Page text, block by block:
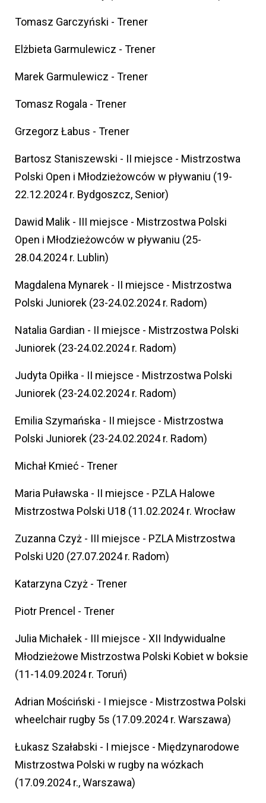
Tomasz Garczyński - Trener
Elżbieta Garmulewicz - Trener
Marek Garmulewicz - Trener
Tomasz Rogala - Trener
Grzegorz Łabus - Trener
Bartosz Staniszewski - II miejsce - Mistrzostwa
Polski Open i Młodzieżowców w pływaniu (19-
22.12.2024 r. Bydgoszcz, Senior)
Dawid Malik - III miejsce - Mistrzostwa Polski
Open i Młodzieżowców w pływaniu (25-
28.04.2024 r. Lublin)
Magdalena Mynarek - II miejsce - Mistrzostwa
Polski Juniorek (23-24.02.2024 r. Radom)
Natalia Gardian - II miejsce - Mistrzostwa Polski
Juniorek (23-24.02.2024 r. Radom)
Judyta Opiłka - II miejsce - Mistrzostwa Polski
Juniorek (23-24.02.2024 r. Radom)
Emilia Szymańska - II miejsce - Mistrzostwa
Polski Juniorek (23-24.02.2024 r. Radom)
Michał Kmieć - Trener
Maria Puławska - II miejsce - PZLA Halowe
Mistrzostwa Polski U18 (11.02.2024 r. Wrocław
Zuzanna Czyż - III miejsce - PZLA Mistrzostwa
Polski U20 (27.07.2024 r. Radom)
Katarzyna Czyż - Trener
Piotr Prencel - Trener
Julia Michałek - III miejsce - XII Indywidualne
Młodzieżowe Mistrzostwa Polski Kobiet w boksie
(11-14.09.2024 r. Toruń)
Adrian Mościński - I miejsce - Mistrzostwa Polski
wheelchair rugby 5s (17.09.2024 r. Warszawa)
Łukasz Szałabski - I miejsce - Międzynarodowe
Mistrzostwa Polski w rugby na wózkach
(17.09.2024 r., Warszawa)